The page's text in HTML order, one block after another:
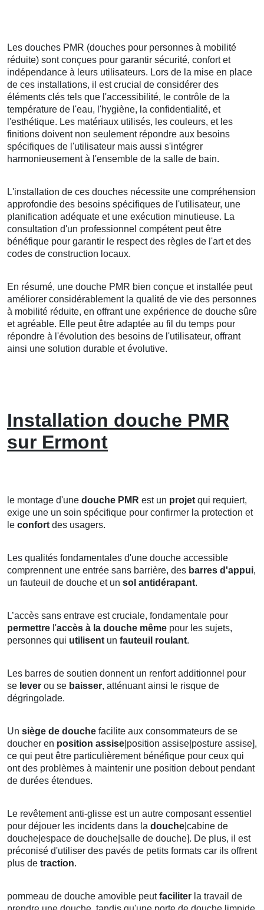
Les douches PMR (douches pour personnes à mobilité
réduite) sont conçues pour garantir sécurité, confort et
indépendance à leurs utilisateurs. Lors de la mise en place
de ces installations, il est crucial de considérer des
éléments clés tels que l'accessibilité, le contrôle de la
température de l'eau, l'hygiène, la confidentialité, et
l'esthétique. Les matériaux utilisés, les couleurs, et les
finitions doivent non seulement répondre aux besoins
spécifiques de l'utilisateur mais aussi s'intégrer
harmonieusement à l'ensemble de la salle de bain.
L'installation de ces douches nécessite une compréhension
approfondie des besoins spécifiques de l'utilisateur, une
planification adéquate et une exécution minutieuse. La
consultation d'un professionnel compétent peut être
bénéfique pour garantir le respect des règles de l'art et des
codes de construction locaux.
En résumé, une douche PMR bien conçue et installée peut
améliorer considérablement la qualité de vie des personnes
à mobilité réduite, en offrant une expérience de douche sûre
et agréable. Elle peut être adaptée au fil du temps pour
répondre à l'évolution des besoins de l'utilisateur, offrant
ainsi une solution durable et évolutive.
Installation douche PMR
sur Ermont
le montage d'une douche PMR est un projet qui requiert,
exige une un soin spécifique pour confirmer la protection et
le confort des usagers.
Les qualités fondamentales d'une douche accessible
comprennent une entrée sans barrière, des barres d'appui,
un fauteuil de douche et un sol antidérapant.
L’accès sans entrave est cruciale, fondamentale pour
permettre l'accès à la douche même pour les sujets,
personnes qui utilisent un fauteuil roulant.
Les barres de soutien donnent un renfort additionnel pour
se lever ou se baisser, atténuant ainsi le risque de
dégringolade.
Un siège de douche facilite aux consommateurs de se
doucher en position assise |position assise|posture assise],
ce qui peut être particulièrement bénéfique pour ceux qui
ont des problèmes à maintenir une position debout pendant
de durées étendues.
Le revêtement anti-glisse est un autre composant essentiel
pour déjouer les incidents dans la douche |cabine de
douche|espace de douche|salle de douche]. De plus, il est
préconisé d'utiliser des pavés de petits formats car ils offrent
plus de traction.
pommeau de douche amovible peutfaciliter la travail de